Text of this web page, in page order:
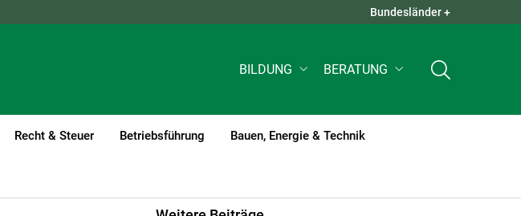
QUICK LINKS +
Bundesländer +
BILDUNG BERATUNG
Recht & Steuer Betriebsführung Bauen, Energie & Technik